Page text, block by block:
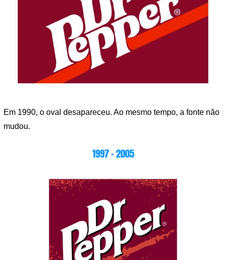
Em 1990, o oval desapareceu. Ao mesmo tempo, a fonte não
mudou.
1997 – 2005